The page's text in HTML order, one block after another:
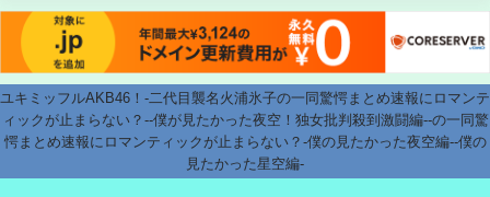
ユキミッフルAKB46！-二代目襲名火浦氷子の一同驚愕まとめ速報にロマンテ
ィックが止まらない？--僕が見たかった夜空！独女批判殺到激闘編--の一同驚
愕まとめ速報にロマンティックが止まらない？-僕の見たかった夜空編--僕の
見たかった星空編-